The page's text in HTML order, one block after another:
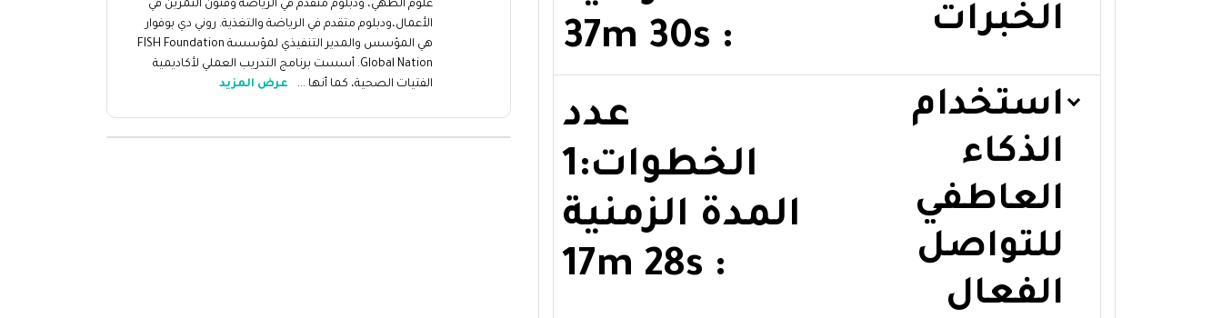
الخبرات
: 37m 30s
استخدام
الذكاء
العاطفي
للتواصل
الفعال
عدد
الخطوات:1
المدة الزمنية
: 17m 28s
علوم الطهي، ودبلوم متقدم في الرياضة وفنون التمرين في
الأعمال،ودبلوم متقدم في الرياضة والتغذية. روني دي بوفوار
هي المؤسس والمدير التنفيذي لمؤسسة FISH Foundation
Global Nation. أسست برنامج التدريب العملي لأكاديمية
الفتيات الصحية، كما أنها ...
عرض المزيد